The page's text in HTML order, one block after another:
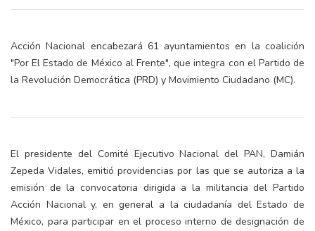
Acción Nacional encabezará 61 ayuntamientos en la coalición
"Por El Estado de México al Frente", que integra con el Partido de
la Revolución Democrática (PRD) y Movimiento Ciudadano (MC).
El presidente del Comité Ejecutivo Nacional del PAN, Damián
Zepeda Vidales, emitió providencias por las que se autoriza a la
emisión de la convocatoria dirigida a la militancia del Partido
Acción Nacional y, en general a la ciudadanía del Estado de
México, para participar en el proceso interno de designación de